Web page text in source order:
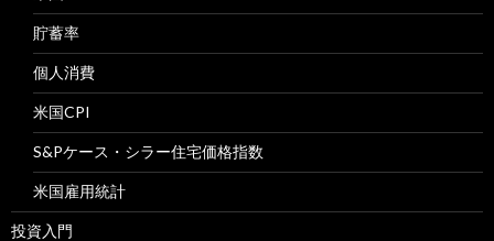
貯蓄率
個人消費
米国CPI
S&Pケース・シラー住宅価格指数
米国雇用統計
投資入門